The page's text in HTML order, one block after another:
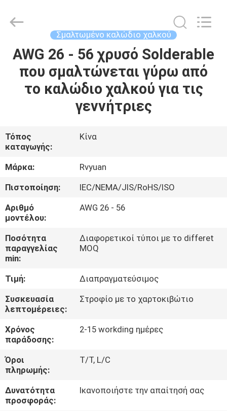
ΣΠΊΤΙ
ΠΡΟΪΌΝΤΑ
ΠΕΡΊΠΟΥ
ΕΜΕΊΣ
ΓΎΡΟΣ
ΕΡΓΟΣΤΑΣΊΩΝ
ΠΟΙΟΤΙΚΌΣ
ΜΑΣ
ΕΛΆΤΕ
ΣΕ
ΕΠΑΦΉ
ΜΕ
ΕΙΔΉΣΕΙΣ
Material
Co,.Ltd.
Reserved.
Σμαλτωμένο καλώδιο χαλκού
AWG 26 - 56 χρυσό Solderable
που σμαλτώνεται γύρω από
το καλώδιο χαλκού για τις
γεννήτριες
Τόπος
καταγωγής:
Κίνα
Μάρκα:
Rvyuan
Πιστοποίηση:
IEC/NEMA/JIS/RoHS/ISO
Αριθμό
μοντέλου:
AWG 26 - 56
Ποσότητα
παραγγελίας
min:
Διαφορετικοί τύποι με το differet
MOQ
Τιμή:
Διαπραγματεύσιμος
Συσκευασία
λεπτομέρειες:
Στροφίο με το χαρτοκιβώτιο
Χρόνος
παράδοσης:
2-15 workding ημέρες
Όροι
πληρωμής:
T/T, L/C
Δυνατότητα
προσφοράς:
Ικανοποιήστε την απαίτησή σας